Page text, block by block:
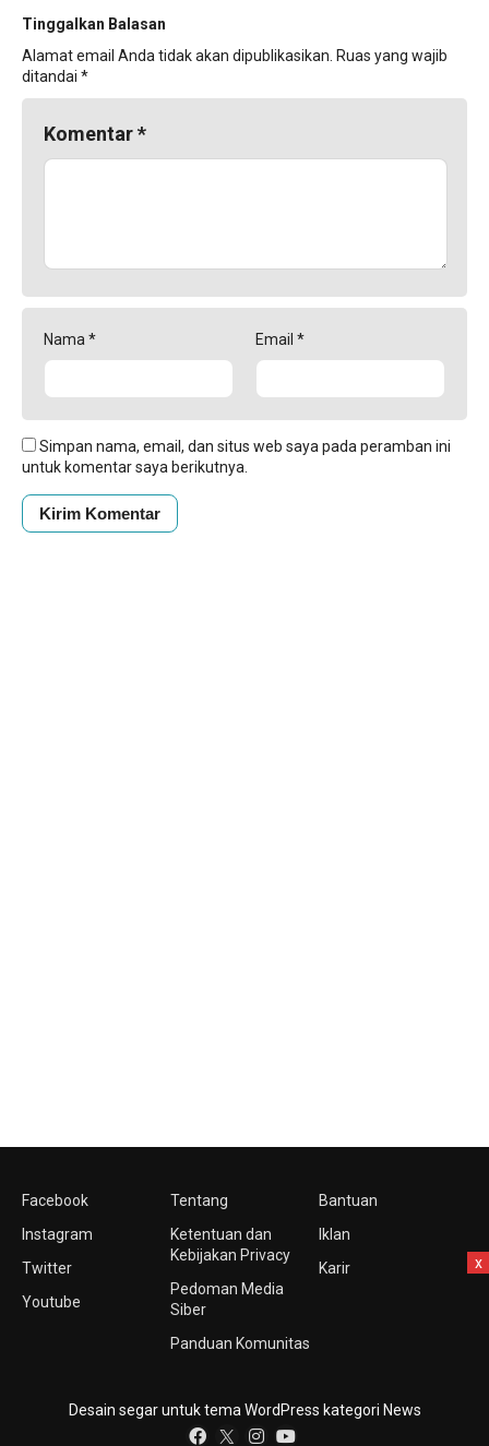
Tinggalkan Balasan
Alamat email Anda tidak akan dipublikasikan. Ruas yang wajib
ditandai *
Komentar*
Nama * Email *
Simpan nama, email, dan situs web saya pada peramban ini
untuk komentar saya berikutnya.
Facebook
Instagram
Twitter
Youtube
Tentang
Ketentuan dan
Kebijakan Privacy
Pedoman Media
Siber
Panduan Komunitas
Bantuan
Iklan
Karir
Desain segar untuk tema WordPress kategori News
x